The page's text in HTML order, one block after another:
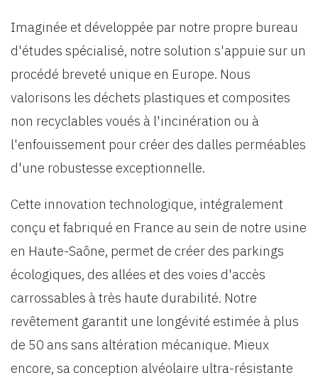
Imaginée et développée par notre propre bureau
d'études spécialisé, notre solution s'appuie sur un
procédé breveté unique en Europe. Nous
valorisons les déchets plastiques et composites
non recyclables voués à l'incinération ou à
l'enfouissement pour créer des dalles perméables
d'une robustesse exceptionnelle.
Cette innovation technologique, intégralement
conçu et fabriqué en France au sein de notre usine
en Haute-Saône, permet de créer des parkings
écologiques, des allées et des voies d'accès
carrossables à très haute durabilité. Notre
revêtement garantit une longévité estimée à plus
de 50 ans sans altération mécanique. Mieux
encore, sa conception alvéolaire ultra-résistante